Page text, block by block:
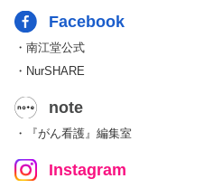
Facebook
・南江堂公式
・NurSHARE
note
・『がん看護』編集室
Instagram